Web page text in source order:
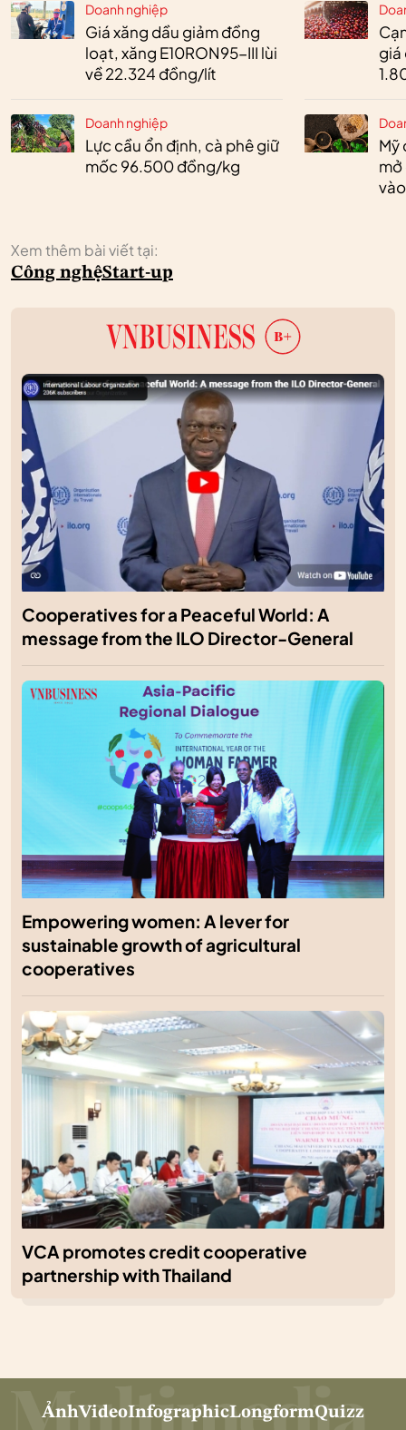
Doanh nghiệp
Giá xăng dầu giảm đồng
loạt, xăng E10RON95-III lùi
về 22.324 đồng/lít
Doanh nghiệp
Lực cầu ổn định, cà phê giữ
mốc 96.500 đồng/kg
giá
Mỹ
Xem thêm bài viết tại:
Công nghệStart-up
Cooperatives for a Peaceful World: A
message from the ILO Director-General
Empowering women: A lever for
sustainable growth of agricultural
cooperatives
VCA promotes credit cooperative
partnership with Thailand
ẢnhVideoInfographicLongformQuizz